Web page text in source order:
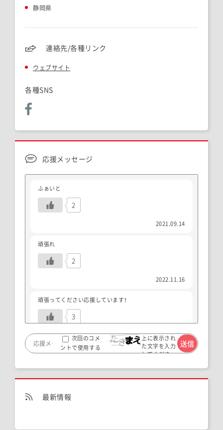
静岡県
連絡先/各種リンク
ウェブサイト
各種SNS
応援メッセージ
ふぁいと
2
2021.09.14
頑張れ
2
2022.11.16
頑張ってください応援しています！
3
2024.09.12
次回のコメ
ントで使用する
ためブラウザー
イトを保存する。
上に表示され
た文字を入力
してくださ
最新情報